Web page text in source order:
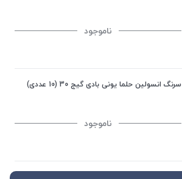
ناموجود
سرنگ انسولین حلما یونی بادی گیج 30 (10 عددی)
ناموجود